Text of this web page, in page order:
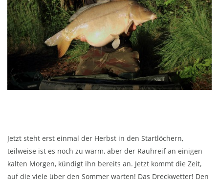
Jetzt steht erst einmal der Herbst in den Startlöchern,
teilweise ist es noch zu warm, aber der Rauhreif an einigen
kalten Morgen, kündigt ihn bereits an. Jetzt kommt die Zeit,
auf die viele über den Sommer warten! Das Dreckwetter! Den